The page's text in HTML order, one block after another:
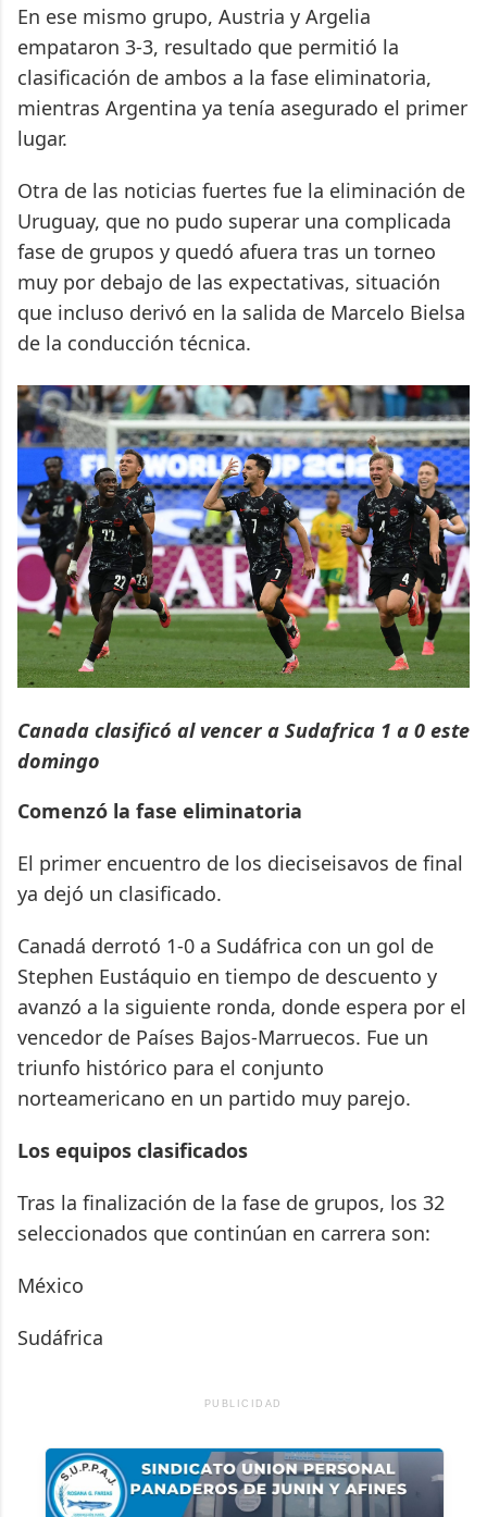
En ese mismo grupo, Austria y Argelia
empataron 3-3, resultado que permitió la
clasificación de ambos a la fase eliminatoria,
mientras Argentina ya tenía asegurado el primer
lugar.
Otra de las noticias fuertes fue la eliminación de
Uruguay, que no pudo superar una complicada
fase de grupos y quedó afuera tras un torneo
muy por debajo de las expectativas, situación
que incluso derivó en la salida de Marcelo Bielsa
de la conducción técnica.
Canada clasificó al vencer a Sudafrica 1 a 0 este
domingo
Comenzó la fase eliminatoria
El primer encuentro de los dieciseisavos de final
ya dejó un clasificado.
Canadá derrotó 1-0 a Sudáfrica con un gol de
Stephen Eustáquio en tiempo de descuento y
avanzó a la siguiente ronda, donde espera por el
vencedor de Países Bajos-Marruecos. Fue un
triunfo histórico para el conjunto
norteamericano en un partido muy parejo.
Los equipos clasificados
Tras la finalización de la fase de grupos, los 32
seleccionados que continúan en carrera son:
México
Sudáfrica
PUBLICIDAD